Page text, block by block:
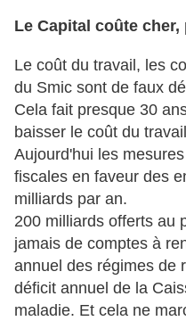
Le Capital coûte cher,
Le coût du travail, les
du Smic sont de faux
Cela fait presque 30
baisser le coût du
Aujourd'hui les
fiscales en faveur des
milliards par an.
200 milliards offerts au
jamais de comptes à
annuel des régimes de
déficit annuel de la
maladie. Et cela ne